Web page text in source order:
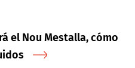
el Nou Mestalla, cómo